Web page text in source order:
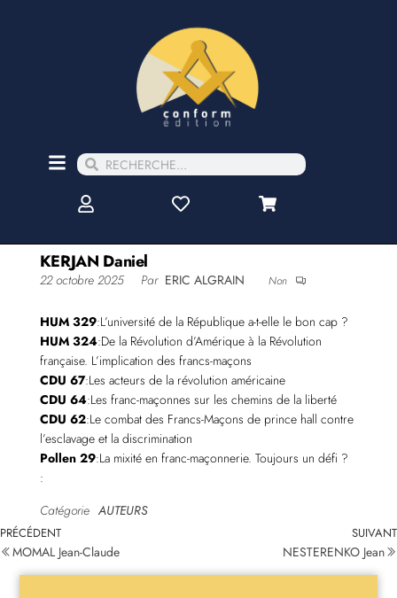
KERJAN Daniel
22 octobre 2025 Par ERIC ALGRAIN Non
HUM 329:L’université de la République a-t-elle le bon cap ?
HUM 324:De la Révolution d’Amérique à la Révolution
française. L’implication des francs-maçons
CDU 67:Les acteurs de la révolution américaine
CDU 64:Les franc-maçonnes sur les chemins de la liberté
CDU 62:Le combat des Francs-Maçons de prince hall contre
l’esclavage et la discrimination
Pollen 29:La mixité en franc-maçonnerie. Toujours un défi ?
:
Catégorie AUTEURS
PRÉCÉDENT
MOMAL Jean-Claude
SUIVANT
NESTERENKO Jean